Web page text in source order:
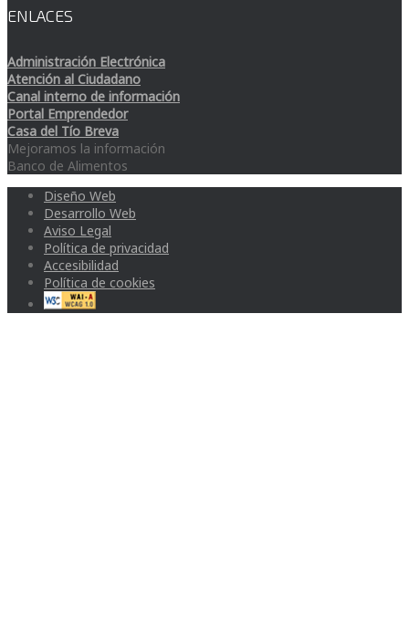
ENLACES
Administración Electrónica
Atención al Ciudadano
Canal interno de información
Portal Emprendedor
Casa del Tío Breva
Mejoramos la información
Banco de Alimentos
Diseño Web
Desarrollo Web
Aviso Legal
Política de privacidad
Accesibilidad
Política de cookies